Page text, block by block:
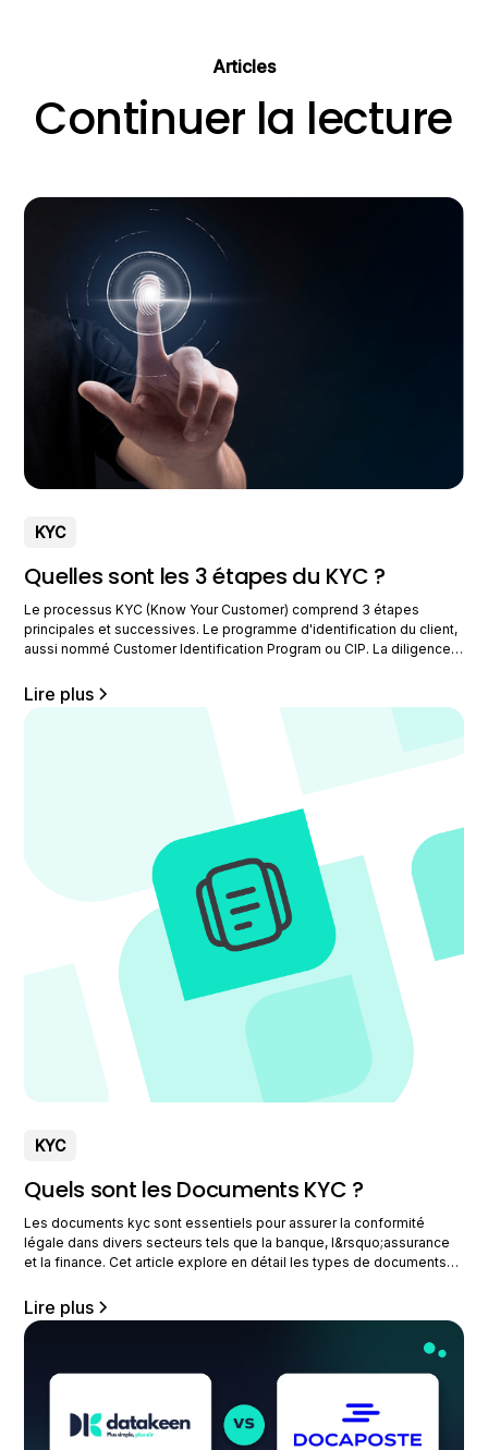
Articles
Continuer la lecture
KYC
Quelles sont les 3 étapes du KYC ?
Le processus KYC (Know Your Customer) comprend 3 étapes
principales et successives. Le programme d'identification du client,
aussi nommé Customer Identification Program ou CIP. La diligence
continue, en anglais : Ongoing Monitoring. Ces 3 étapes du KYC
sont primordiales dans la mise en place d'un processus
Lire plus
KYC
Quels sont les Documents KYC ?
Les documents kyc sont essentiels pour assurer la conformité
légale dans divers secteurs tels que la banque, l&rsquo;assurance
et la finance. Cet article explore en détail les types de documents
fraude. Destiné aux professionnels, il offre un guide complet pour
optimiser vos processus KYC
Lire plus